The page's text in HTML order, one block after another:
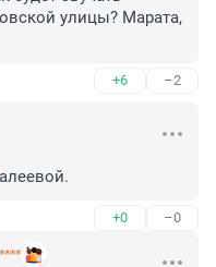
улицы? Марата,
+6 –2
+0 –0